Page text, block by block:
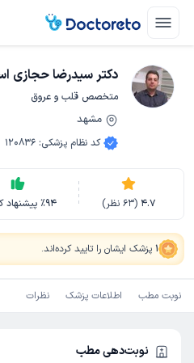
دکتر سیدرضا حجازی
متخصص قلب و عروق
مشهد
کد نظام پزشکی:
120836
4.7
(
63 نظر) ٪94 پیشنهاد
1 پزشک ایشان را تایید کرده‌اند.
نوبت مطب اطلاعات پزشک نظرات
نوبت‌دهی مطب